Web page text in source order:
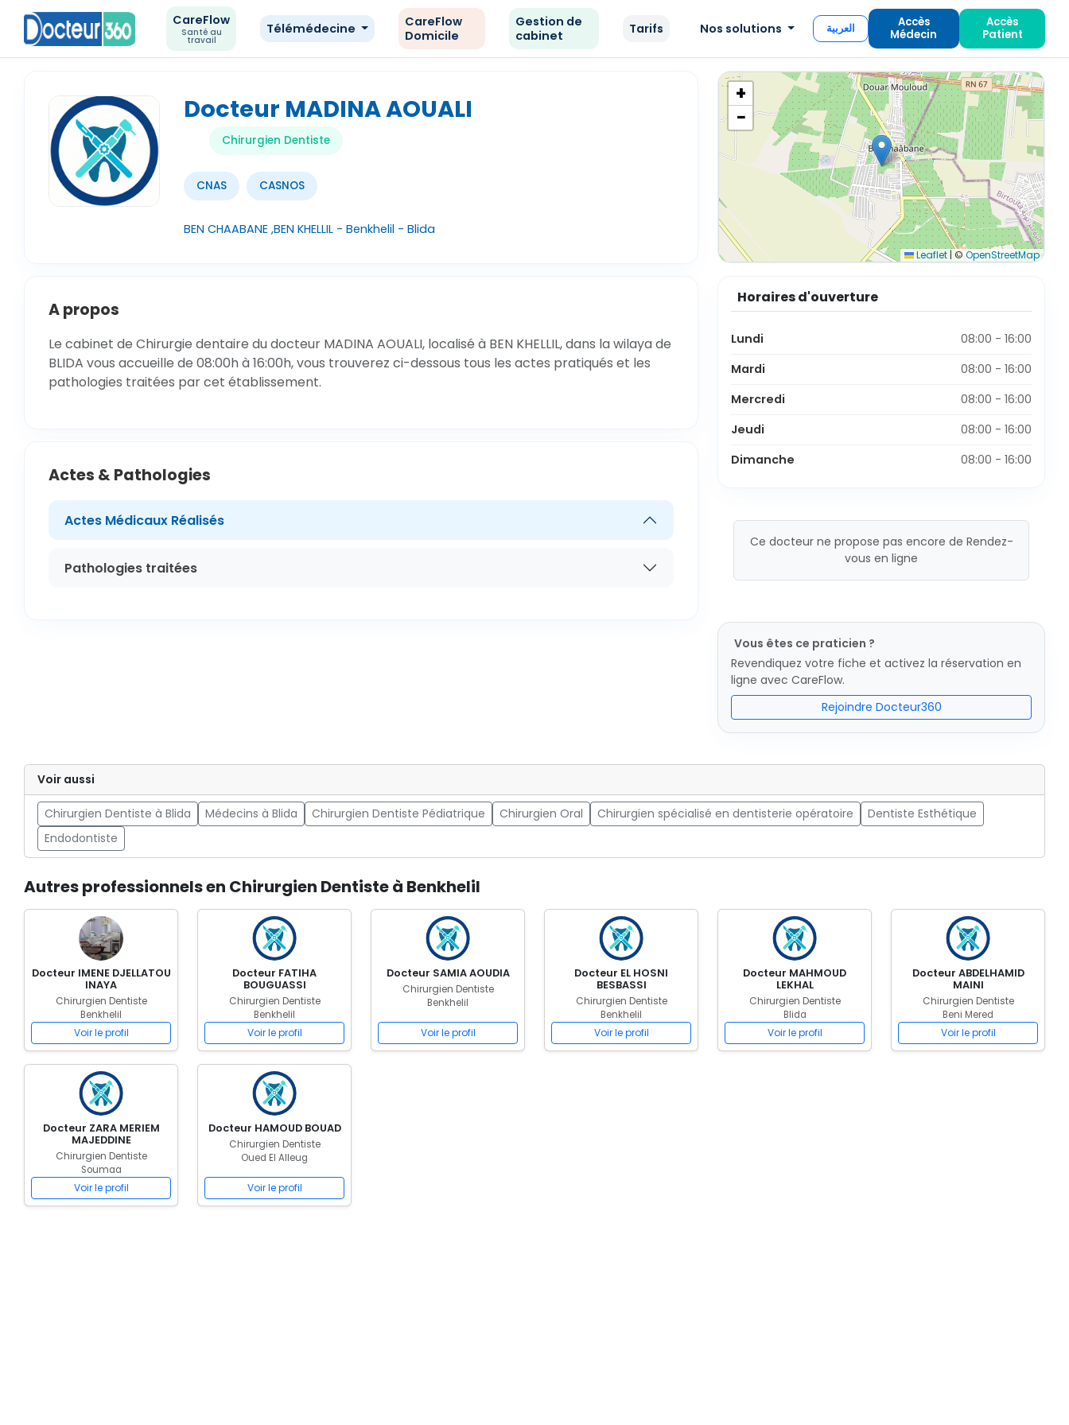
CareFlow
Santé au
travail
Télémédecine
CareFlow
Domicile
Gestion de
cabinet
Tarifs Nos solutions العربية
Accès
Médecin
Accès
Patient
Docteur MADINA AOUALI
Chirurgien Dentiste
CNAS CASNOS
BEN CHAABANE ,BEN KHELLIL - Benkhelil - Blida
+
−
Leaflet | ©OpenStreetMap
A propos
Le cabinet de Chirurgie dentaire du docteur MADINA AOUALI, localisé à BEN KHELLIL, dans la wilaya de
BLIDA vous accueille de 08:00h à 16:00h, vous trouverez ci-dessous tous les actes pratiqués et les
pathologies traitées par cet établissement.
Actes & Pathologies
Actes Médicaux Réalisés
Pathologies traitées
Horaires d'ouverture
Lundi
08:00 - 16:00
Mardi
08:00 - 16:00
Mercredi
08:00 - 16:00
Jeudi
08:00 - 16:00
Dimanche
08:00 - 16:00
Ce docteur ne propose pas encore de Rendez-
vous en ligne
Vous êtes ce praticien ?
Revendiquez votre fiche et activez la réservation en
ligne avec CareFlow.
Rejoindre Docteur360
Voir aussi
Chirurgien Dentiste à Blida Médecins à Blida Chirurgien Dentiste Pédiatrique Chirurgien Oral Chirurgien spécialisé en dentisterie opératoire
Dentiste Esthétique
Endodontiste
Autres professionnels en Chirurgien Dentiste à Benkhelil
Docteur IMENE DJELLATOU
INAYA
Chirurgien Dentiste
Benkhelil
Voir le profil
Docteur FATIHA
BOUGUASSI
Chirurgien Dentiste
Benkhelil
Voir le profil
Docteur SAMIA AOUDIA
Chirurgien Dentiste
Benkhelil
Voir le profil
Docteur EL HOSNI
BESBASSI
Chirurgien Dentiste
Benkhelil
Voir le profil
Docteur MAHMOUD
LEKHAL
Chirurgien Dentiste
Blida
Voir le profil
Docteur ABDELHAMID
MAINI
Chirurgien Dentiste
Beni Mered
Voir le profil
Docteur ZARA MERIEM
MAJEDDINE
Chirurgien Dentiste
Soumaa
Voir le profil
Docteur HAMOUD BOUAD
Chirurgien Dentiste
Oued El Alleug
Voir le profil